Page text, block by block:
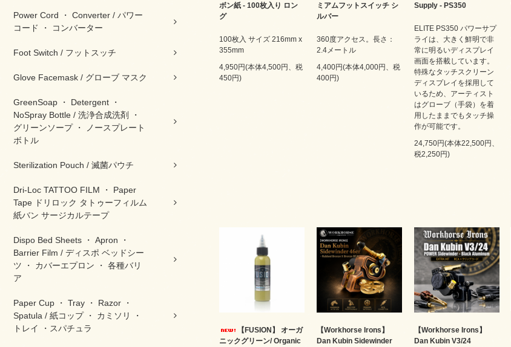
Power Cord ・ Converter / パワー
コード ・ コンバーター
Foot Switch / フットスッチ
Glove Facemask / グローブ マスク
GreenSoap ・ Detergent ・
NoSpray Bottle / 洗浄合成洗剤 ・
グリーンソープ ・ ノースプレート
ボトル
Sterilization Pouch / 滅菌パウチ
Dri-Loc TATTOO FILM ・ Paper
Tape ドリロック タトゥーフィルム
紙バン サージカルテープ
Dispo Bed Sheets ・ Apron ・
Barrier Film / ディスポ ベッドシー
ツ ・ カバーエプロン ・ 各種バリ
ア
Paper Cup ・ Tray ・ Razor ・
Spatula / 紙コップ ・ カミソリ ・
トレイ ・スパチュラ
ボン紙 - 100枚入り ロン
グ
100枚入 サイズ 216mm x
355mm
4,950円(本体4,500円、税
450円)
ミアムフットスイッチ シ
ルバー
360度アクセス。長さ：
2.4メートル
4,400円(本体4,000円、税
400円)
Supply - PS350
ELITE PS350 パワーサプ
ライは、大きく鮮明で非
常に明るいディスプレイ
画面を搭載しています。
特殊なタッチスクリーン
ディスプレイを採用して
いるため、アーティスト
はグローブ（手袋）を着
用したままでもタッチ操
作が可能です。
24,750円(本体22,500円、
税2,250円)
【FUSION】 オーガ
ニックグリーン/ Organic
【Workhorse Irons】
Dan Kubin Sidewinder
【Workhorse Irons】
Dan Kubin V3/24